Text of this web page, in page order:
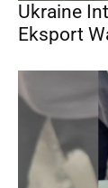
Ukraine
Eksport